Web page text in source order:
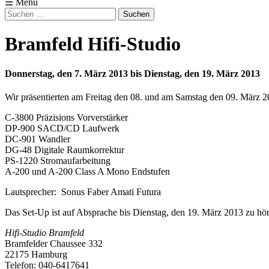
☰ Menü
Suchen
nach:
Bramfeld Hifi-Studio
Donnerstag, den 7. März 2013 bis Dienstag, den 19. März 2013
Wir präsentierten am Freitag den 08. und am Samstag den 09. März
C-3800 Präzisions Vorverstärker
DP-900 SACD/CD Laufwerk
DC-901 Wandler
DG-48 Digitale Raumkorrektur
PS-1220 Stromaufarbeitung
A-200 und A-200 Class A Mono Endstufen
Lautsprecher: Sonus Faber Amati Futura
Das Set-Up ist auf Absprache bis Dienstag, den 19. März 2013 zu
Hifi-Studio Bramfeld
Bramfelder Chaussee 332
22175 Hamburg
Telefon: 040-6417641